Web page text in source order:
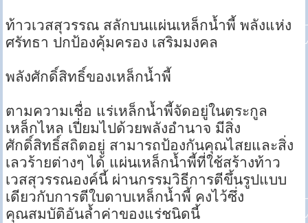
ท้าวเวสสุวรรณ สลักบนแผ่นเหล็กน้ำพี้ พลังแห่ง
ศรัทธา ปกป้องคุ้มครอง เสริมมงคล
พลังศักดิ์สิทธิ์ของเหล็กน้ำพี้
ตามความเชื่อ แร่เหล็กน้ำพี้จัดอยู่ในตระกูล
เหล็กไหล เปี่ยมไปด้วยพลังอำนาจ มีสิ่ง
ศักดิ์สิทธิ์สถิตอยู่ สามารถป้องกันคุณไสยและสิ่ง
เลวร้ายต่างๆ ได้ แผ่นเหล็กน้ำพี้ที่ใช้สร้างท้าว
เวสสุวรรณองค์นี้ ผ่านกรรมวิธีการตีขึ้นรูปแบบ
เดียวกับการตีใบดาบเหล็กน้ำพี้ คงไว้ซึ่ง
คุณสมบัติอันล้ำค่าของแร่ชนิดนี้